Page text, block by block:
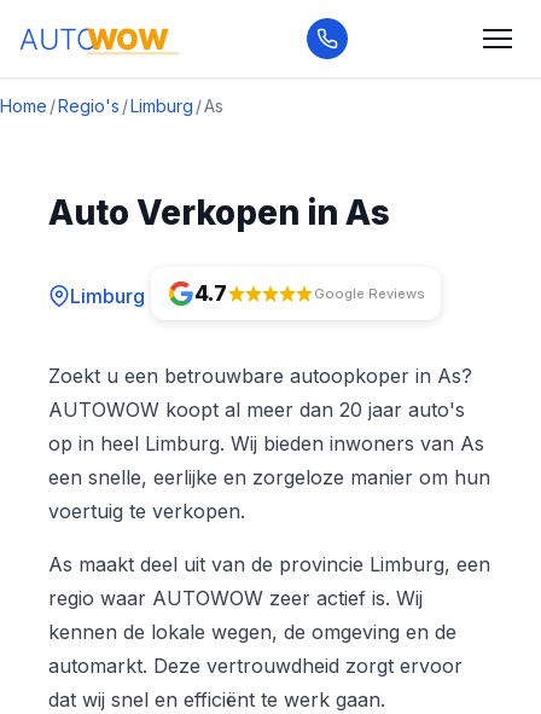
Home /Regio's /Limburg /As
Auto Verkopen in As
Limburg 4.7 Google Reviews
Zoekt u een betrouwbare autoopkoper in As?
AUTOWOW koopt al meer dan 20 jaar auto's
op in heel Limburg. Wij bieden inwoners van As
een snelle, eerlijke en zorgeloze manier om hun
voertuig te verkopen.
As maakt deel uit van de provincie Limburg, een
regio waar AUTOWOW zeer actief is. Wij
kennen de lokale wegen, de omgeving en de
automarkt. Deze vertrouwdheid zorgt ervoor
dat wij snel en efficiënt te werk gaan.